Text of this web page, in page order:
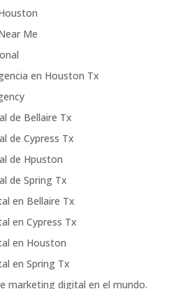
Me
en Houston Tx
de Bellaire Tx
de Cypress Tx
de Hpuston
de Spring Tx
en Bellaire Tx
en Cypress Tx
en Houston
en Spring Tx
marketing digital en el mundo.